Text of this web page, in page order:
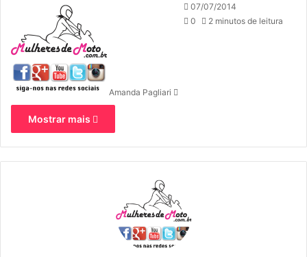
Amanda Pagliari
M
a
i
07/07/2014
0
2 minutos de leitura
Mostrar mais